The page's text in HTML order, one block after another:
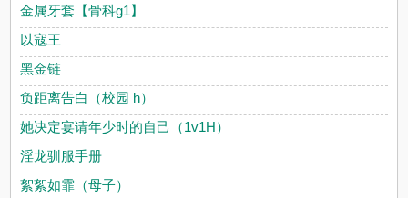
金属牙套【骨科g1】
以寇王
黑金链
负距离告白（校园 h）
她决定宴请年少时的自己（1v1H）
淫龙驯服手册
絮絮如霏（母子）